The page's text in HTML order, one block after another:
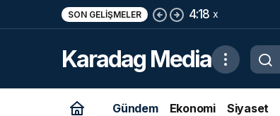
SON GELIŞMELER 4:18 x
Karadag Media
Gündem Ekonomi Siyaset